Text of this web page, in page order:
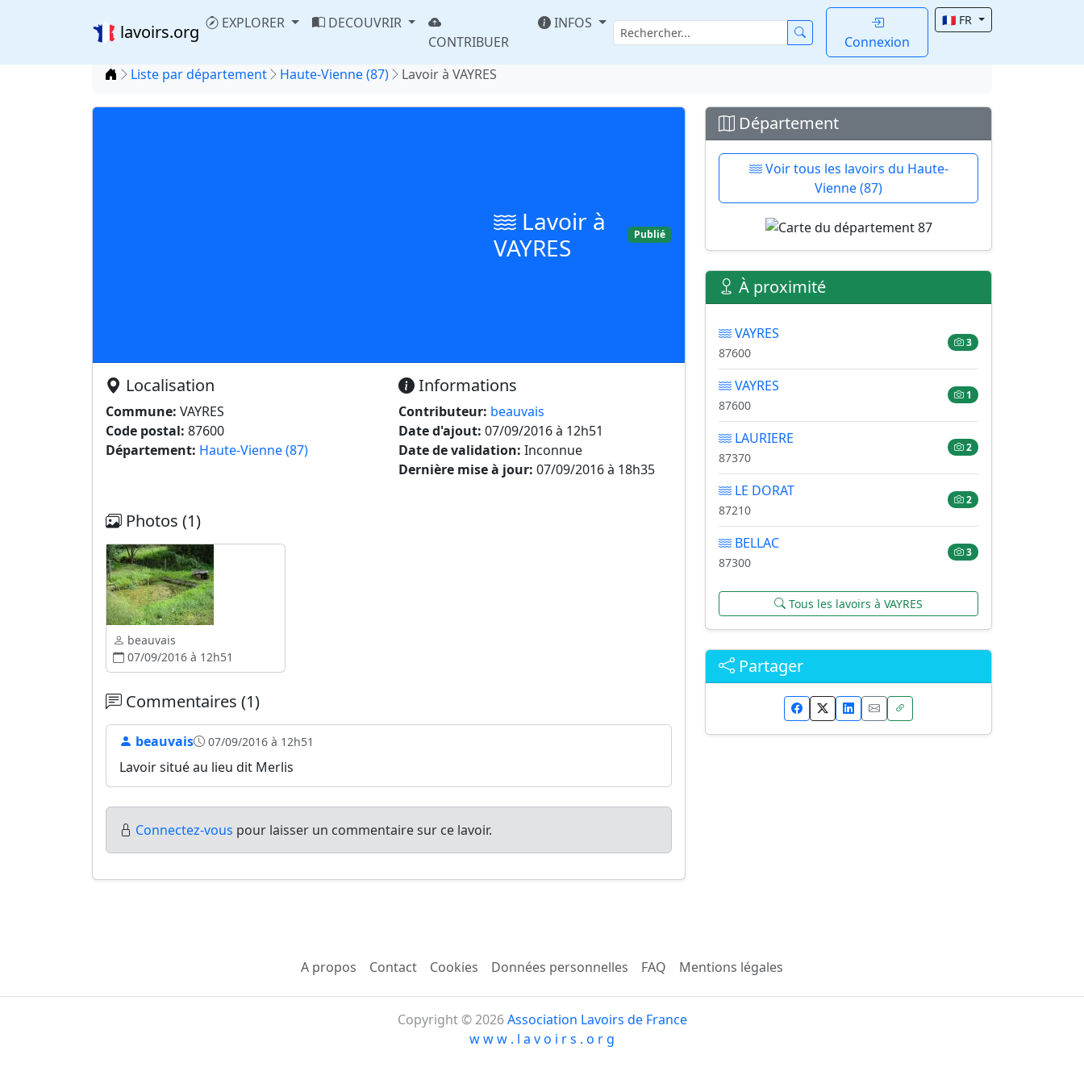
lavoirs.org EXPLORER
DECOUVRIR
CONTRIBUER
INFOS
Connexion
🇫🇷 FR
Accueil
Liste par département Haute-Vienne (87) Lavoir à VAYRES
Lavoir à
VAYRES
Publié
Localisation
Commune: VAYRES
Code postal: 87600
Département: Haute-Vienne (87)
Informations
Contributeur: beauvais
Date d'ajout: 07/09/2016 à 12h51
Date de validation: Inconnue
Dernière mise à jour: 07/09/2016 à 18h35
Photos (1)
beauvais
07/09/2016 à 12h51
Commentaires (1)
beauvais 07/09/2016 à 12h51
Lavoir situé au lieu dit Merlis
Connectez-vous pour laisser un commentaire sur ce lavoir.
Département
Voir tous les lavoirs du Haute-
Vienne (87)
À proximité
VAYRES
87600
3
VAYRES
87600
1
LAURIERE
87370
2
LE DORAT
87210
2
BELLAC
87300
3
Tous les lavoirs à VAYRES
Partager
A propos Contact Cookies Données personnelles FAQ Mentions légales
Copyright © 2026Association Lavoirs de France
w w w . l a v o i r s . o r g